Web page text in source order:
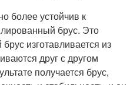
более устойчив к
брус. Это
изготавливается из
друг с другом
получается брус,